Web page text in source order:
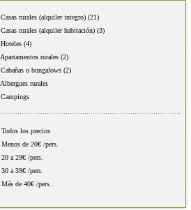
Casas rurales (alquiler integro) (21)
Casas rurales (alquiler habitación) (3)
Hoteles (4)
Apartamentos rurales (2)
Cabañas o bungalows (2)
Albergues rurales
Campings
Todos los precios
Menos de 20€ /pers.
20 a 29€ /pers.
30 a 39€ /pers.
Más de 40€ /pers.